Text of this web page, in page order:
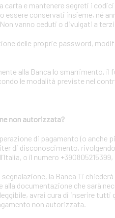
e mantenere segreti i
essere conservati insieme, né
vanno ceduti o divulgati a
delle proprie password,
alla Banca lo smarrimento, il
le modalità previste nel
non autorizzata?
di pagamento (o
di disconoscimento,
o il numero
la Banca Ti
alla documentazione che sarà
avrai cura di inserire
non autorizzata.